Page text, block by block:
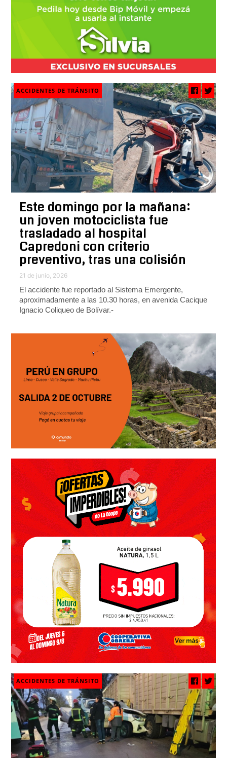
ACCIDENTES DE TRÁNSITO
Este domingo por la mañana:
un joven motociclista fue
trasladado al hospital
Capredoni con criterio
preventivo, tras una colisión
21 de junio, 2026
El accidente fue reportado al Sistema Emergente,
aproximadamente a las 10.30 horas, en avenida Cacique
Ignacio Coliqueo de Bolívar.-
ACCIDENTES DE TRÁNSITO